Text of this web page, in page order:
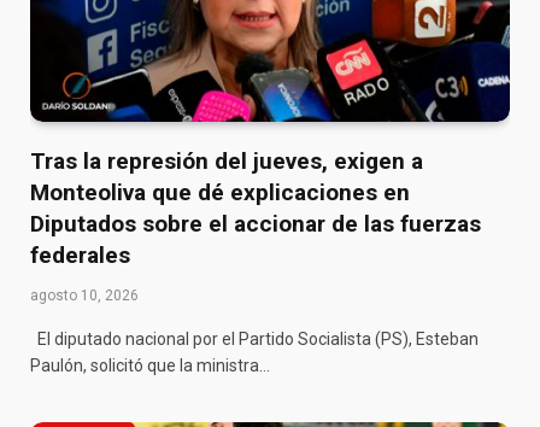
Tras la represión del jueves, exigen a
Monteoliva que dé explicaciones en
Diputados sobre el accionar de las fuerzas
federales
agosto 10, 2026
El diputado nacional por el Partido Socialista (PS), Esteban
Paulón, solicitó que la ministra…